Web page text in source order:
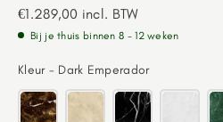
Aanbiedingsprijs
€1.289,00 incl. BTW
Bij je thuis binnen 8 - 12 weken
Kleur - Dark EmperadorKleur